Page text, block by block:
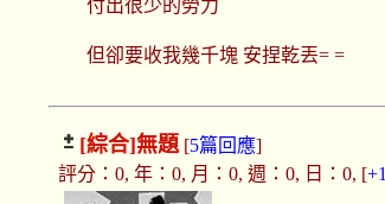
付出很少的勞力
但卻要收我幾千塊 安捏乾丟= =
[綜合]無題 [5篇回應]
評分：0, 年：0, 月：0, 週：0, 日：0, [+1